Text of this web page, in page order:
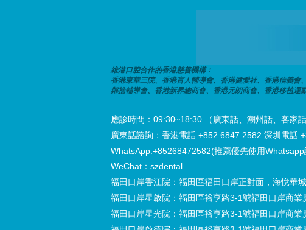
維港口腔合作的香港慈善機構：
香港東華三院、香港盲人輔導會、香港健愛社、香港信義
鄰捨輔導會、香港新界總商會、香港元朗商會、香港移植運動
應診時間：09:30~18:30 （廣東話、潮州話、客家
廣東話諮詢：香港電話:+852 6847 2582 深圳電話
WhatsApp:+85268472582(推薦優先使用Whatsapp
WeChat：szdental
福田口岸香江院：福田區福田口岸正對面，海悅華
福田口岸星啟院：福田區裕亨路3-1號福田口岸商
福田口岸星光院：福田區裕亨路3-1號福田口岸商